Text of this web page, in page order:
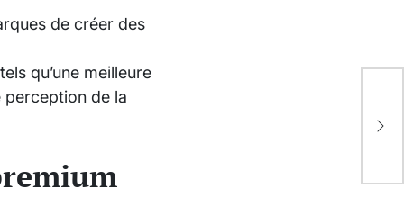
de créer des
qu’une meilleure
perception de la